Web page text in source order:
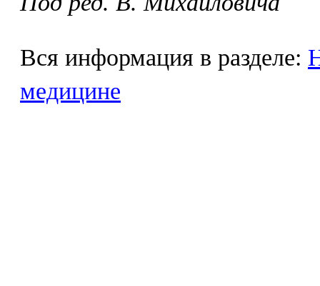
Вся информация в разделе:
медицине